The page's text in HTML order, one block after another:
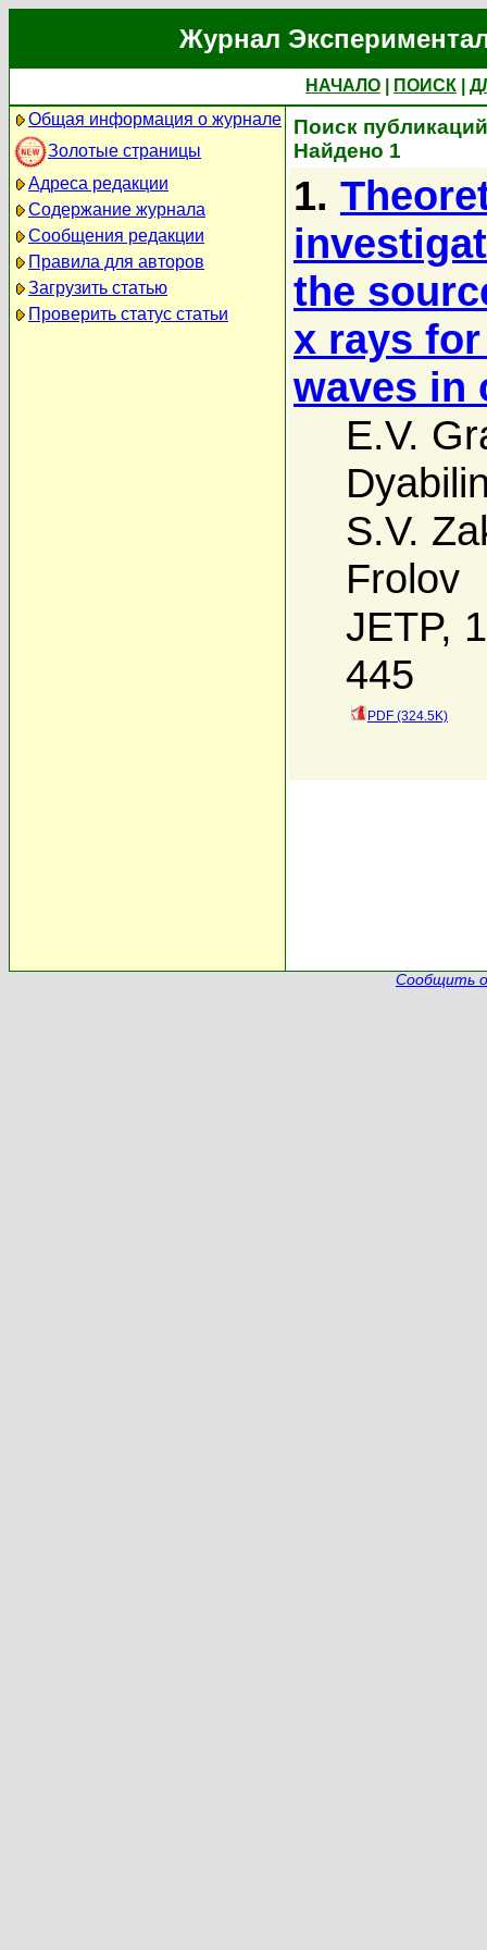
Журнал
НАЧАЛО ПОИСК
Общая информация о журнале
Золотые страницы
Адреса редакции
Содержание журнала
Сообщения редакции
Правила для авторов
Загрузить статью
Проверить статус статьи
Поиск
Найдено 1
1.
the
x rays
waves in
E.V.
S.V.
Frolov
JETP,
445
PDF (324.5K)
Сообщить о